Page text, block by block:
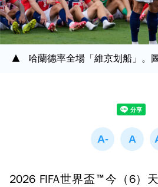
哈蘭德率全場「維京划船」。
2026 FIFA世界盃™今（6）